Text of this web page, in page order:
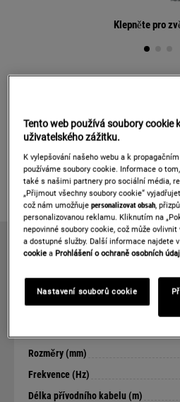
Klepněte pro
Detaily produktu
TECHNICKÁ
Klíčové specifikace
Rozměry (mm)
Frekvence (Hz)
Délka přívodního kabelu (m)
Tento web používá soubory cookie
uživatelského zážitku.
K vylepšování našeho webu a k
používáme soubory cookie. Informace o
také s našimi partnery pro sociální média,
„Přijmout všechny soubory cookie“
což nám umožňujepersonalizovat obsah,
personalizovanou reklamu. Kliknutím na
nepovinné soubory cookie, což může
a dostupné služby. Další informace najdete
cookie a Prohlášení o ochraně osobních
Nastavení souborů cookie